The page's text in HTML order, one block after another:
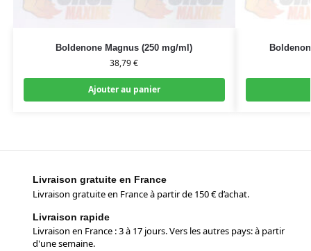
Boldenone Magnus (250 mg/ml)
38,79€
Ajouter au panier
Livraison gratuite en France
Livraison gratuite en France à partir de 150 € d’achat.
Livraison rapide
Livraison en France : 3 à 17 jours. Vers les autres pays: à partir
d'une semaine.